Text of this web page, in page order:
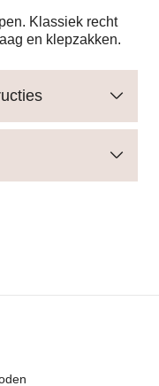
Klassiek recht
en klepzakken.